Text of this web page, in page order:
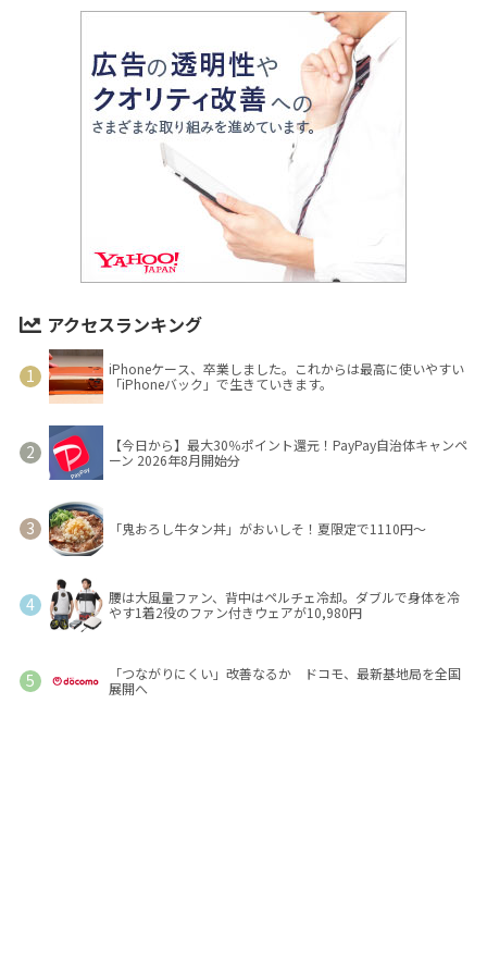
アクセスランキング
iPhoneケース、卒業しました。これからは最高に使いやすい
「iPhoneバック」で生きていきます。
【今日から】最大30％ポイント還元！PayPay自治体キャンペ
ーン 2026年8月開始分
「鬼おろし牛タン丼」がおいしそ！夏限定で1110円～
腰は大風量ファン、背中はペルチェ冷却。ダブルで身体を冷
やす1着2役のファン付きウェアが10,980円
「つながりにくい」改善なるか ドコモ、最新基地局を全国
展開へ